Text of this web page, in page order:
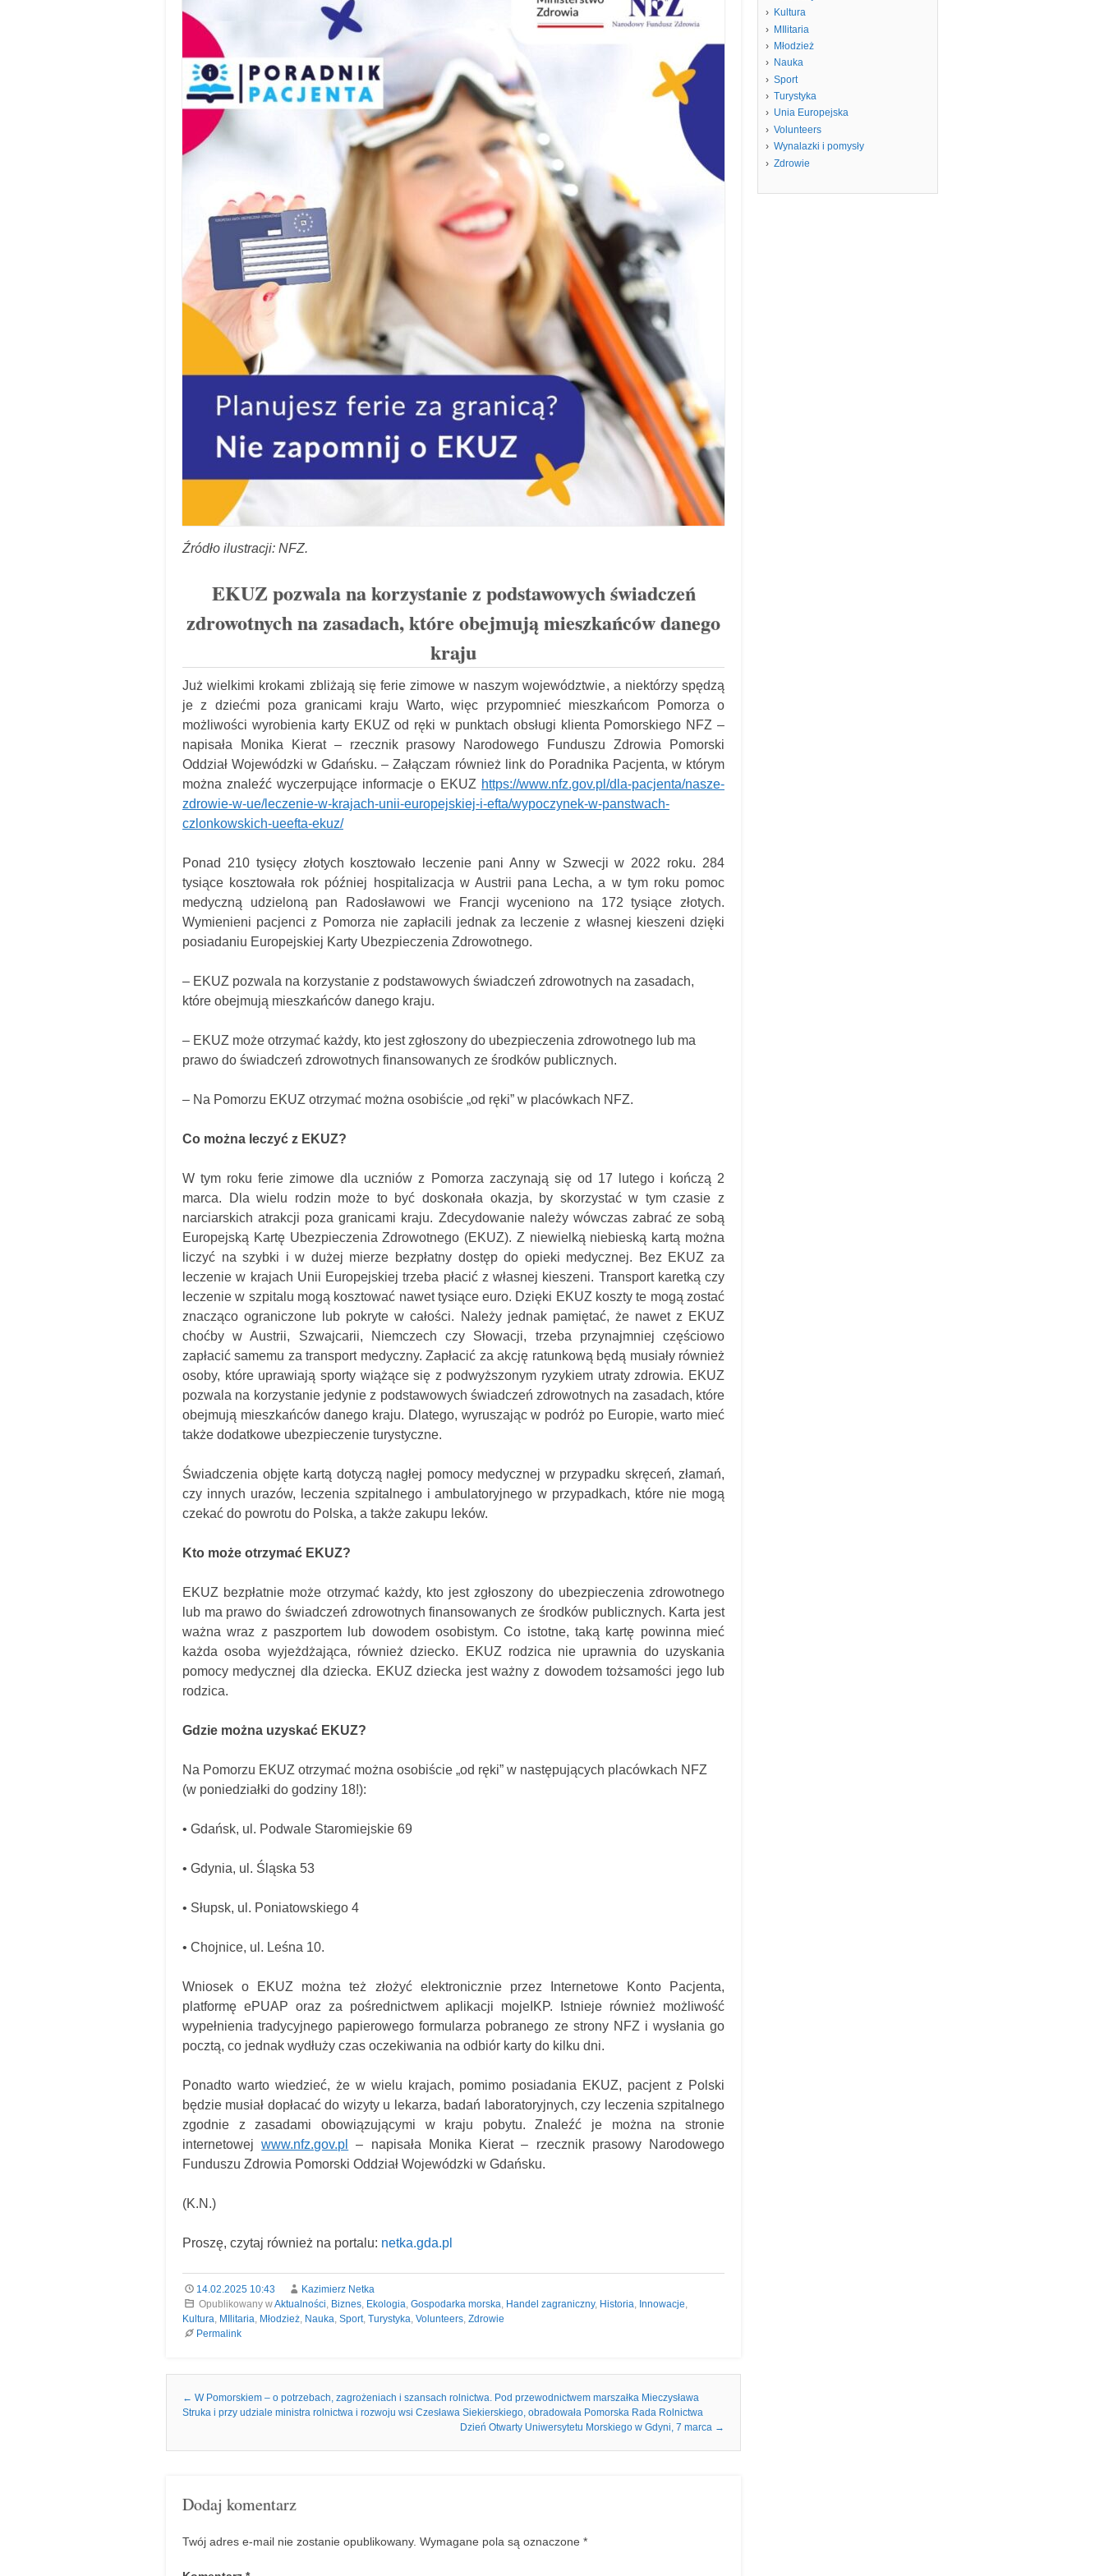
Źródło ilustracji: NFZ.
EKUZ pozwala na korzystanie z podstawowych świadczeń
zdrowotnych na zasadach, które obejmują mieszkańców danego
kraju
Już wielkimi krokami zbliżają się ferie zimowe w naszym województwie, a niektórzy spędzą
je z dziećmi poza granicami kraju Warto, więc przypomnieć mieszkańcom Pomorza o
możliwości wyrobienia karty EKUZ od ręki w punktach obsługi klienta Pomorskiego NFZ –
napisała Monika Kierat – rzecznik prasowy Narodowego Funduszu Zdrowia Pomorski
Oddział Wojewódzki w Gdańsku. – Załączam również link do Poradnika Pacjenta, w którym
można znaleźć wyczerpujące informacje o EKUZ https://www.nfz.gov.pl/dla-pacjenta/nasze-
zdrowie-w-ue/leczenie-w-krajach-unii-europejskiej-i-efta/wypoczynek-w-panstwach-
czlonkowskich-ueefta-ekuz/
Ponad 210 tysięcy złotych kosztowało leczenie pani Anny w Szwecji w 2022 roku. 284
tysiące kosztowała rok później hospitalizacja w Austrii pana Lecha, a w tym roku pomoc
medyczną udzieloną pan Radosławowi we Francji wyceniono na 172 tysiące złotych.
Wymienieni pacjenci z Pomorza nie zapłacili jednak za leczenie z własnej kieszeni dzięki
posiadaniu Europejskiej Karty Ubezpieczenia Zdrowotnego.
– EKUZ pozwala na korzystanie z podstawowych świadczeń zdrowotnych na zasadach,
które obejmują mieszkańców danego kraju.
– EKUZ może otrzymać każdy, kto jest zgłoszony do ubezpieczenia zdrowotnego lub ma
prawo do świadczeń zdrowotnych finansowanych ze środków publicznych.
– Na Pomorzu EKUZ otrzymać można osobiście „od ręki” w placówkach NFZ.
Co można leczyć z EKUZ?
W tym roku ferie zimowe dla uczniów z Pomorza zaczynają się od 17 lutego i kończą 2
marca. Dla wielu rodzin może to być doskonała okazja, by skorzystać w tym czasie z
narciarskich atrakcji poza granicami kraju. Zdecydowanie należy wówczas zabrać ze sobą
Europejską Kartę Ubezpieczenia Zdrowotnego (EKUZ). Z niewielką niebieską kartą można
liczyć na szybki i w dużej mierze bezpłatny dostęp do opieki medycznej. Bez EKUZ za
leczenie w krajach Unii Europejskiej trzeba płacić z własnej kieszeni. Transport karetką czy
leczenie w szpitalu mogą kosztować nawet tysiące euro. Dzięki EKUZ koszty te mogą zostać
znacząco ograniczone lub pokryte w całości. Należy jednak pamiętać, że nawet z EKUZ
choćby w Austrii, Szwajcarii, Niemczech czy Słowacji, trzeba przynajmniej częściowo
zapłacić samemu za transport medyczny. Zapłacić za akcję ratunkową będą musiały również
osoby, które uprawiają sporty wiążące się z podwyższonym ryzykiem utraty zdrowia. EKUZ
pozwala na korzystanie jedynie z podstawowych świadczeń zdrowotnych na zasadach, które
obejmują mieszkańców danego kraju. Dlatego, wyruszając w podróż po Europie, warto mieć
także dodatkowe ubezpieczenie turystyczne.
Świadczenia objęte kartą dotyczą nagłej pomocy medycznej w przypadku skręceń, złamań,
czy innych urazów, leczenia szpitalnego i ambulatoryjnego w przypadkach, które nie mogą
czekać do powrotu do Polska, a także zakupu leków.
Kto może otrzymać EKUZ?
EKUZ bezpłatnie może otrzymać każdy, kto jest zgłoszony do ubezpieczenia zdrowotnego
lub ma prawo do świadczeń zdrowotnych finansowanych ze środków publicznych. Karta jest
ważna wraz z paszportem lub dowodem osobistym. Co istotne, taką kartę powinna mieć
każda osoba wyjeżdżająca, również dziecko. EKUZ rodzica nie uprawnia do uzyskania
pomocy medycznej dla dziecka. EKUZ dziecka jest ważny z dowodem tożsamości jego lub
rodzica.
Gdzie można uzyskać EKUZ?
Na Pomorzu EKUZ otrzymać można osobiście „od ręki” w następujących placówkach NFZ
(w poniedziałki do godziny 18!):
• Gdańsk, ul. Podwale Staromiejskie 69
• Gdynia, ul. Śląska 53
• Słupsk, ul. Poniatowskiego 4
• Chojnice, ul. Leśna 10.
Wniosek o EKUZ można też złożyć elektronicznie przez Internetowe Konto Pacjenta,
platformę ePUAP oraz za pośrednictwem aplikacji mojeIKP. Istnieje również możliwość
wypełnienia tradycyjnego papierowego formularza pobranego ze strony NFZ i wysłania go
pocztą, co jednak wydłuży czas oczekiwania na odbiór karty do kilku dni.
Ponadto warto wiedzieć, że w wielu krajach, pomimo posiadania EKUZ, pacjent z Polski
będzie musiał dopłacać do wizyty u lekarza, badań laboratoryjnych, czy leczenia szpitalnego
zgodnie z zasadami obowiązującymi w kraju pobytu. Znaleźć je można na stronie
internetowejwww.nfz.gov.pl
– napisała Monika Kierat – rzecznik prasowy Narodowego
Funduszu Zdrowia Pomorski Oddział Wojewódzki w Gdańsku.
(K.N.)
Proszę, czytaj również na portalu: netka.gda.pl
14.02.2025 10:43
Kazimierz Netka
Opublikowany wAktualności, Biznes, Ekologia, Gospodarka morska, Handel zagraniczny, Historia, Innowacje,
Kultura, MIlitaria, Młodzież, Nauka, Sport, Turystyka, Volunteers, Zdrowie
Permalink
Nawigacja we wpisach
← W Pomorskiem – o potrzebach, zagrożeniach i szansach rolnictwa. Pod przewodnictwem marszałka Mieczysława
Struka i przy udziale ministra rolnictwa i rozwoju wsi Czesława Siekierskiego, obradowała Pomorska Rada Rolnictwa
Dzień Otwarty Uniwersytetu Morskiego w Gdyni, 7 marca →
Dodaj komentarz
Twój adres e-mail nie zostanie opublikowany. Wymagane pola są oznaczone *
Kultura
MIlitaria
Młodzież
Nauka
Sport
Turystyka
Unia Europejska
Volunteers
Wynalazki i pomysły
Zdrowie